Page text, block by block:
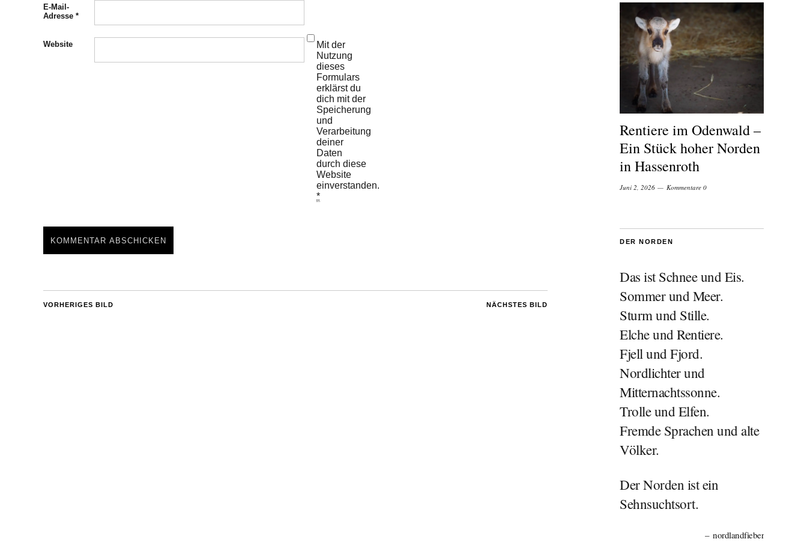
E-Mail-
Adresse *
Website
Mit der
Nutzung
dieses
Formulars
erklärst du
dich mit der
Speicherung
und
Verarbeitung
deiner
Daten
durch diese
Website
einverstanden.
*
NÄCHSTES BILD
VORHERIGES BILD
Rentiere im Odenwald –
Ein Stück hoher Norden
in Hassenroth
Juni 2, 2026 Kommentare 0
DER NORDEN
Das ist Schnee und Eis.
Sommer und Meer.
Sturm und Stille.
Elche und Rentiere.
Fjell und Fjord.
Nordlichter und
Mitternachtssonne.
Trolle und Elfen.
Fremde Sprachen und alte
Völker.
Der Norden ist ein
Sehnsuchtsort.
nordlandfieber